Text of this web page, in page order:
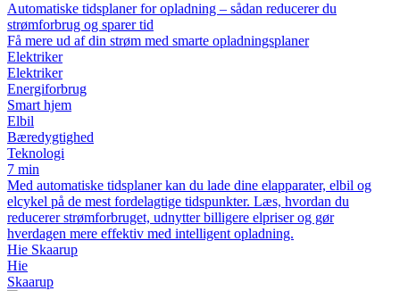
Automatiske tidsplaner for opladning – sådan reducerer du
strømforbrug og sparer tid
Få mere ud af din strøm med smarte opladningsplaner
Elektriker
Elektriker
Energiforbrug
Smart hjem
Elbil
Bæredygtighed
Teknologi
7 min
Med automatiske tidsplaner kan du lade dine elapparater, elbil og
elcykel på de mest fordelagtige tidspunkter. Læs, hvordan du
reducerer strømforbruget, udnytter billigere elpriser og gør
hverdagen mere effektiv med intelligent opladning.
Hie Skaarup
Hie
Skaarup